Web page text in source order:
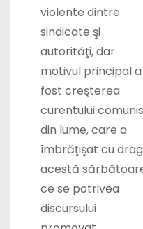
sindicate şi
autorităţi, dar
motivul principal a
fost creşterea
curentului comunist
din lume, care a
îmbrăţişat cu drag
acestă sărbătoare
ce se potrivea
discursului
promovat.